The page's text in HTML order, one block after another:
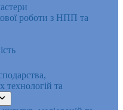
роботи з НПП та
технологій та